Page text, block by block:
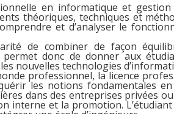
en informatique et
théoriques, techniques et
et d’analyser le
de combiner de façon
donc de donner aux
nouvelles technologies
professionnel, la licence
les notions fondamentales
dans des entreprises privées
interne et la promotion.